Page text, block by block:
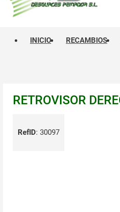
INICIO RECAMBIOS
RETROVISOR
RefID: 30097